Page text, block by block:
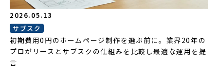
2026.05.13
サブスク
初期費用0円のホームページ制作を選ぶ前に。業界20年の
プロがリースとサブスクの仕組みを比較し最適な運用を提
言